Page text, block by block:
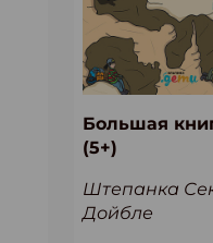
Большая
(5+)
Штепанка
Дойбле